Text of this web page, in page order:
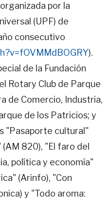
por la
(UPF) de
consecutivo
).
de la Fundación
Rotary Club de Parque
de Comercio, Industria,
de los Patricios; y
"Pasaporte cultural"
820), "El faro del
política y economía"
(Arinfo), "Con
y "Todo aroma: